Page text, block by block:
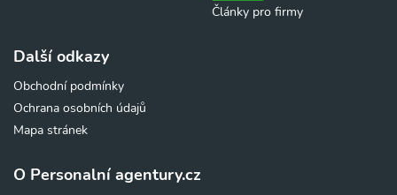
Články pro firmy
Další odkazy
Obchodní podmínky
Ochrana osobních údajů
Mapa stránek
O Personalní agentury.cz